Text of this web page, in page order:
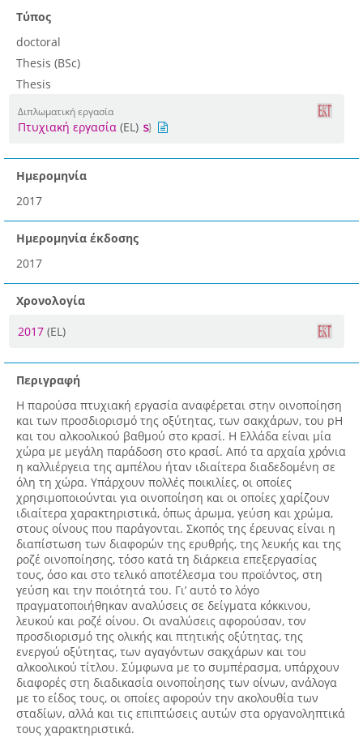
Τύπος
doctoral
Thesis (BSc)
Thesis
Διπλωματική εργασία
Πτυχιακή εργασία (EL)
Ημερομηνία
2017
Ημερομηνία έκδοσης
2017
Χρονολογία
2017 (EL)
Περιγραφή
Η παρούσα πτυχιακή εργασία αναφέρεται στην οινοποίηση
και των προσδιορισμό της οξύτητας, των σακχάρων, του pH
και του αλκοολικού βαθμού στο κρασί. Η Ελλάδα είναι μία
χώρα με μεγάλη παράδοση στο κρασί. Από τα αρχαία χρόνια
η καλλιέργεια της αμπέλου ήταν ιδιαίτερα διαδεδομένη σε
όλη τη χώρα. Υπάρχουν πολλές ποικιλίες, οι οποίες
χρησιμοποιούνται για οινοποίηση και οι οποίες χαρίζουν
ιδιαίτερα χαρακτηριστικά, όπως άρωμα, γεύση και χρώμα,
στους οίνους που παράγονται. Σκοπός της έρευνας είναι η
διαπίστωση των διαφορών της ερυθρής, της λευκής και της
ροζέ οινοποίησης, τόσο κατά τη διάρκεια επεξεργασίας
τους, όσο και στο τελικό αποτέλεσμα του προϊόντος, στη
γεύση και την ποιότητά του. Γι’ αυτό το λόγο
πραγματοποιήθηκαν αναλύσεις σε δείγματα κόκκινου,
λευκού και ροζέ οίνου. Οι αναλύσεις αφορούσαν, τον
προσδιορισμό της ολικής και πτητικής οξύτητας, της
ενεργού οξύτητας, των αγαγόντων σακχάρων και του
αλκοολικού τίτλου. Σύμφωνα με το συμπέρασμα, υπάρχουν
διαφορές στη διαδικασία οινοποίησης των οίνων, ανάλογα
με το είδος τους, οι οποίες αφορούν την ακολουθία των
σταδίων, αλλά και τις επιπτώσεις αυτών στα οργανοληπτικά
τους χαρακτηριστικά.